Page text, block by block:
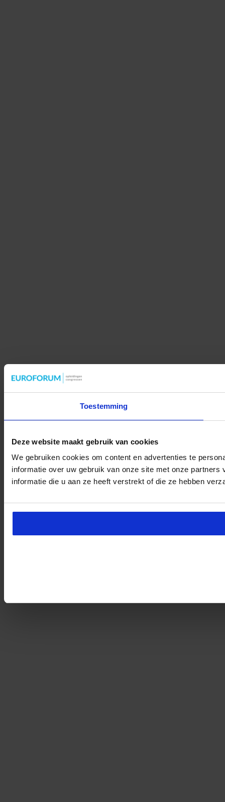
Toestemming
Deze website maakt gebruik van cookies
We gebruiken cookies om content en advertenties te
informatie over uw gebruik van onze site met onze
informatie die u aan ze heeft verstrekt of die ze hebben